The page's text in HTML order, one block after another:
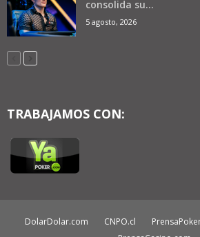
consolida su...
5 agosto, 2026
TRABAJAMOS CON:
DolarDolar.com CNPO.cl